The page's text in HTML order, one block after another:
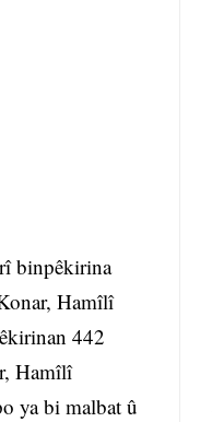
binpêkirina
Hamîlî
442
Hamîlî
ya bi malbat û